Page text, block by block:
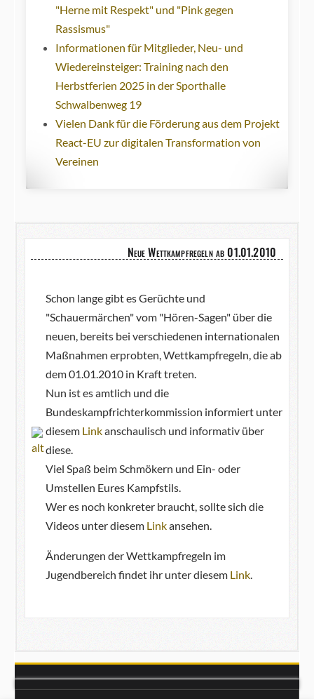
"Herne mit Respekt" und "Pink gegen
Rassismus"
Informationen für Mitglieder, Neu- und
Wiedereinsteiger: Training nach den
Herbstferien 2025 in der Sporthalle
Schwalbenweg 19
Vielen Dank für die Förderung aus dem Projekt
React-EU zur digitalen Transformation von
Vereinen
Neue Wettkampfregeln ab 01.01.2010
Schon lange gibt es Gerüchte und
"Schauermärchen" vom "Hören-Sagen" über die
neuen, bereits bei verschiedenen internationalen
Maßnahmen erprobten, Wettkampfregeln, die ab
dem 01.01.2010 in Kraft treten.
Nun ist es amtlich und die
Bundeskampfrichterkommission informiert unter
diesem Linkanschaulisch und informativ über
diese.
Viel Spaß beim Schmökern und Ein- oder
Umstellen Eures Kampfstils.
Wer es noch konkreter braucht, sollte sich die
Videos unter diesem Linkansehen.
Änderungen der Wettkampfregeln im
Jugendbereich findet ihr unter diesem Link.